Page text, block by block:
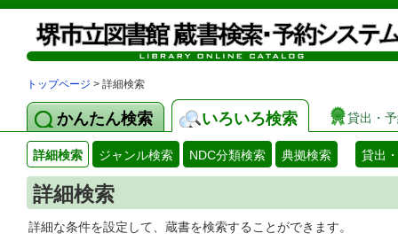
トップページ > 詳細検索
かんたん検索 いろいろ検索 貸出・
詳細検索 ジャンル検索 NDC分類検索 典拠検索 貸出
詳細検索
詳細な条件を設定して、蔵書を検索することができます。